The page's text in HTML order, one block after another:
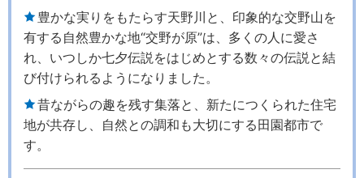
豊かな実りをもたらす天野川と、印象的な交野山を
有する自然豊かな地“交野が原”は、多くの人に愛さ
れ、いつしか七夕伝説をはじめとする数々の伝説と結
び付けられるようになりました。
昔ながらの趣を残す集落と、新たにつくられた住宅
地が共存し、自然との調和も大切にする田園都市で
す。